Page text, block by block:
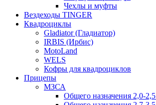
Чехлы и муфты
Вездеходы TINGER
Квадроциклы
Gladiator (Гладиатор)
IRBIS (Ирбис)
MotoLand
WELS
Кофры для квадроциклов
Прицепы
МЗСА
Общего назначения 2,0-